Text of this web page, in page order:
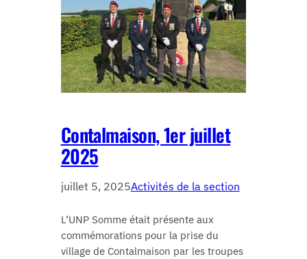
Contalmaison, 1er juillet
2025
juillet 5, 2025Activités de la section
L’UNP Somme était présente aux
commémorations pour la prise du
village de Contalmaison par les troupes